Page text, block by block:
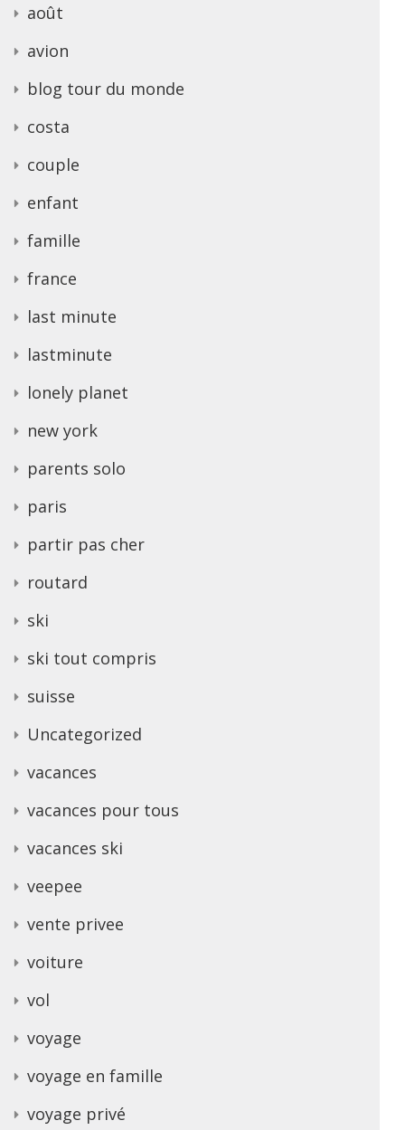
août
avion
blog tour du monde
costa
couple
enfant
famille
france
last minute
lastminute
lonely planet
new york
parents solo
paris
partir pas cher
routard
ski
ski tout compris
suisse
Uncategorized
vacances
vacances pour tous
vacances ski
veepee
vente privee
voiture
vol
voyage
voyage en famille
voyage privé